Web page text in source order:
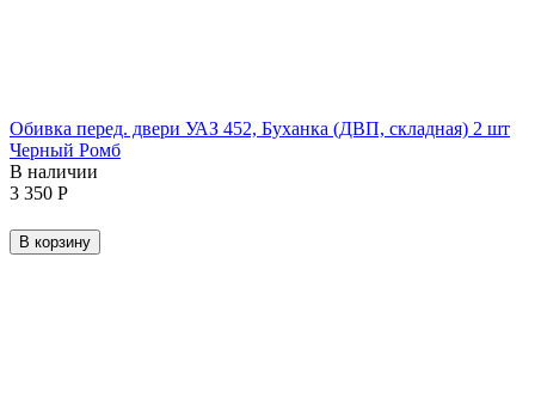
Обивка перед. двери УАЗ 452, Буханка (ДВП, складная) 2 шт
Черный Ромб
В наличии
3 350 Р
В корзину